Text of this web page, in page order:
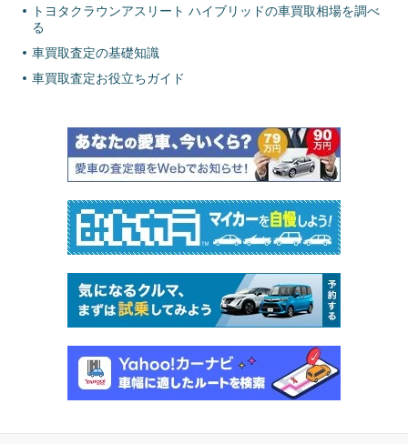
トヨタクラウンアスリート ハイブリッドの車買取相場を調べ
る
車買取査定の基礎知識
車買取査定お役立ちガイド